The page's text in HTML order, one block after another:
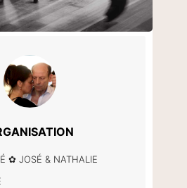
✿ JOSÉ & NATHALIE